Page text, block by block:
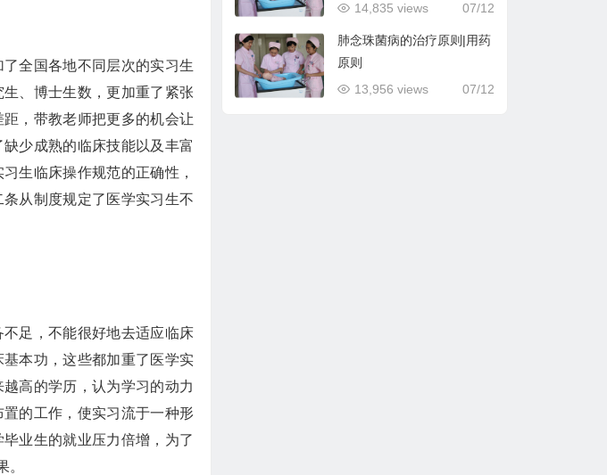
全国各地不同层次的实习生
、博士生数，更加重了紧张
，带教老师把更多的机会让
少成熟的临床技能以及丰富
生临床操作规范的正确性，
从制度规定了医学实习生不
足，不能很好地去适应临床
本功，这些都加重了医学实
高的学历，认为学习的动力
的工作，使实习流于一种形
业生的就业压力倍增，为了
。
07/12
14,835 views
肺念珠菌病的治疗原则|用药
原则
07/12
13,956 views